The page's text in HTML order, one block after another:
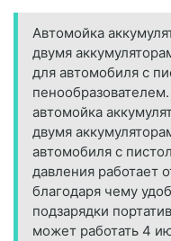
Автомойка
двумя
для автомобиля с
автомойка
двумя
автомобиля с
давления работает
благодаря чему
подзарядки
может работать 4